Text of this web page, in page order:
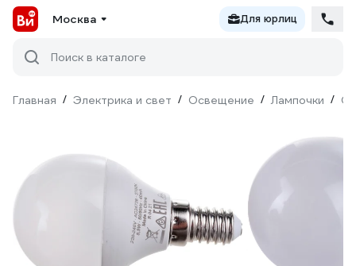
Москва Для юрлиц
Поиск в каталоге
Главная / Электрика и свет / Освещение / Лампочки /